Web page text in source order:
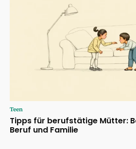
Teen
Tipps für berufstätige Mütter:
Beruf und Familie